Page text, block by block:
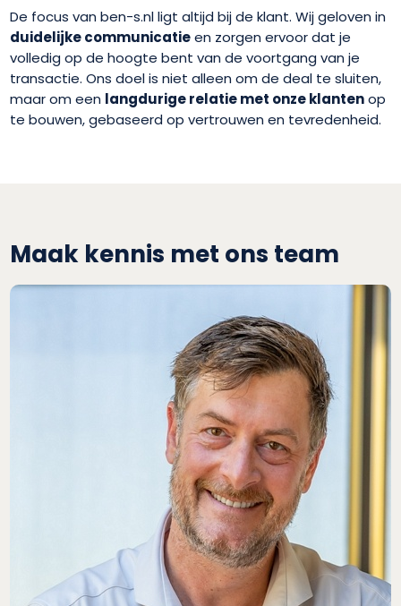
De focus van ben-s.nl ligt altijd bij de klant. Wij geloven in
duidelijke communicatieen zorgen ervoor dat je
volledig op de hoogte bent van de voortgang van je
transactie. Ons doel is niet alleen om de deal te sluiten,
maar om een langdurige relatie met onze klantenop
te bouwen, gebaseerd op vertrouwen en tevredenheid.
Maak kennis met ons team